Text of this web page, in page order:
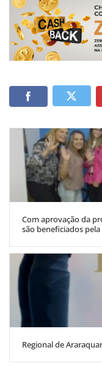
Com aprovação da
são beneficiados pela
Regional de